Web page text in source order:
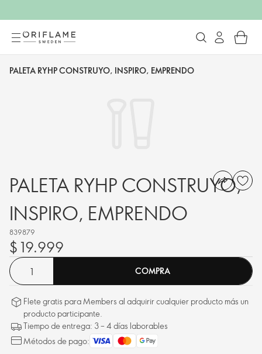
PALETA RYHP CONSTRUYO, INSPIRO, EMPRENDO
PALETA RYHP CONSTRUYO,
INSPIRO, EMPRENDO
839879
$ 19.999
COMPRA
Flete gratis para Members al adquirir cualquier producto más un
producto participante.
Tiempo de entrega: 3 – 4 días laborables
Métodos de pago: